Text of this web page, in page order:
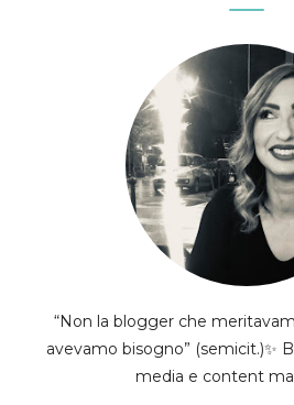
“Non la blogger che
avevamo bisogno” (semicit.)✨
media e content